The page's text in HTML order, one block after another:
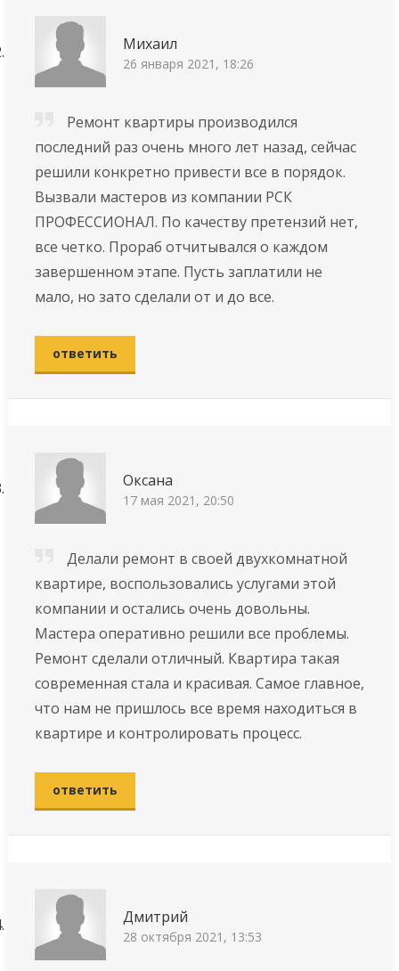
Михаил
26 января 2021, 18:26
Ремонт квартиры производился
последний раз очень много лет назад, сейчас
решили конкретно привести все в порядок.
Вызвали мастеров из компании РСК
ПРОФЕССИОНАЛ. По качеству претензий нет,
все четко. Прораб отчитывался о каждом
завершенном этапе. Пусть заплатили не
мало, но зато сделали от и до все.
ответить
Оксана
17 мая 2021, 20:50
Делали ремонт в своей двухкомнатной
квартире, воспользовались услугами этой
компании и остались очень довольны.
Мастера оперативно решили все проблемы.
Ремонт сделали отличный. Квартира такая
современная стала и красивая. Самое главное,
что нам не пришлось все время находиться в
квартире и контролировать процесс.
ответить
Дмитрий
28 октября 2021, 13:53